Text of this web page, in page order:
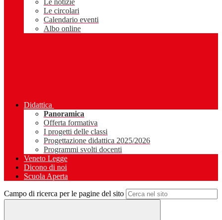
Le notizie
Le circolari
Calendario eventi
Albo online
Didattica
Panoramica
Offerta formativa
I progetti delle classi
Progettazione didattica 2025/2026
Programmi svolti docenti
Veneto Legge
Dicono di noi
Scuola Aperta
Campo di ricerca per le pagine del sito